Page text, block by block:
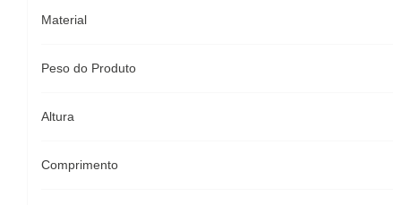
Material
Peso do Produto
Altura
Comprimento